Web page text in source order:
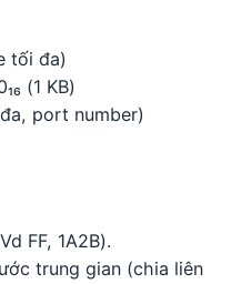
tối đa)
(1 KB)
port number)
FF, 1A2B).
trung gian (chia liên